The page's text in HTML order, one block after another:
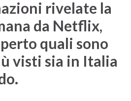
rivelate la
da Netflix,
quali sono
visti sia in Italia